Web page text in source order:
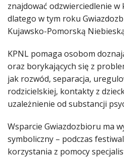
znajdować odzwierciedlenie w
dlatego w tym roku
Kujawsko-Pomorską
KPNL pomaga osobom
oraz borykających się z
jak rozwód, separacja,
rodzicielskiej, kontakty z
uzależnienie od substancji
Wsparcie Gwiazdozbioru ma
symboliczny – podczas
korzystania z pomocy